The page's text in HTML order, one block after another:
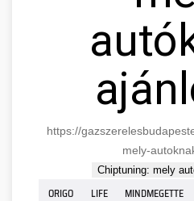
https://
mely-
Chiptuning: mely